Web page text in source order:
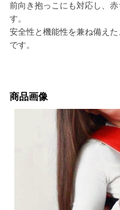
前向き抱っこにも対応し、
す。
安全性と機能性を兼ね備え
です。
商品画像